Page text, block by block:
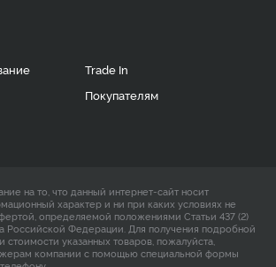
Trade In
Покупателям
на то, что данный интернет-сайт носит
характер и ни при каких условиях не
определяемой положениями Статьи 437 (2)
Российской Федерации. Для получения подробной
указанных товаров, пожалуйста,
компании с помощью специальной формы